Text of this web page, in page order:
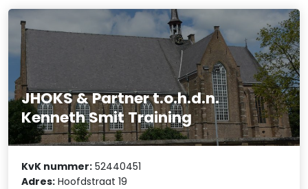
JHOKS & Partner t.o.h.d.n.
Kenneth Smit Training
KvK nummer: 52440451
Adres: Hoofdstraat 19